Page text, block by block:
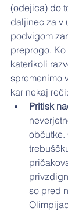
(odejica) do
daljinec za v
podvigom
preprogo.
katerikoli
spremenimo
kar nekaj reči:
Pritisk
občutke.
so pred